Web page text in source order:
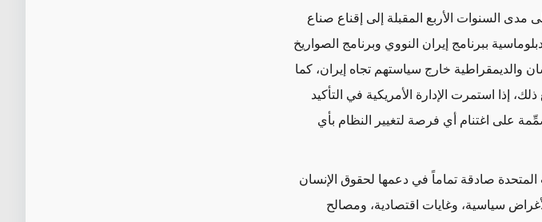
السنوات الأربع المقبلة إلى إقناع صناع
ببرنامج إيران النووي وبرنامج الصواريخ
والديمقراطية خارج سياستهم تجاه إيران، كما
إذا استمرت الإدارة الأمريكية في التأكيد
على اغتنام أي فرصة لتغيير النظام بأي
صادقة تماماً في دعمها لحقوق الإنسان
سياسية، وغايات اقتصادية، ومصالح